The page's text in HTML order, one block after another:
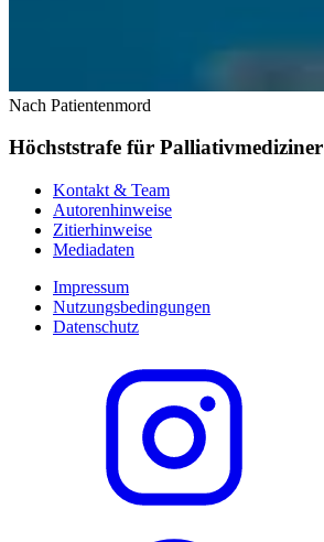
Nach Patientenmord
Höchststrafe für Palliativmediziner
Kontakt & Team
Autorenhinweise
Zitierhinweise
Mediadaten
Impressum
Nutzungsbedingungen
Datenschutz